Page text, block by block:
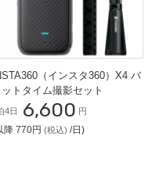
（インスタ360）X4 バ
ットタイム撮影セット
4日 6,600 円
降 770円 (税込) /日)